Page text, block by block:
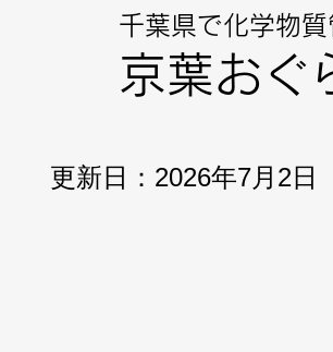
千葉県で化学物
京葉おぐ
更新日：2026年7月2日